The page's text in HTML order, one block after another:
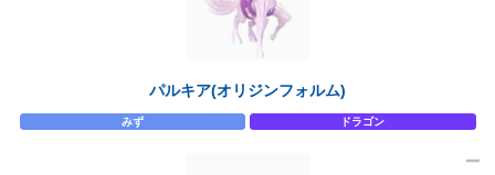
パルキア(オリジンフォルム)
みず ドラゴン